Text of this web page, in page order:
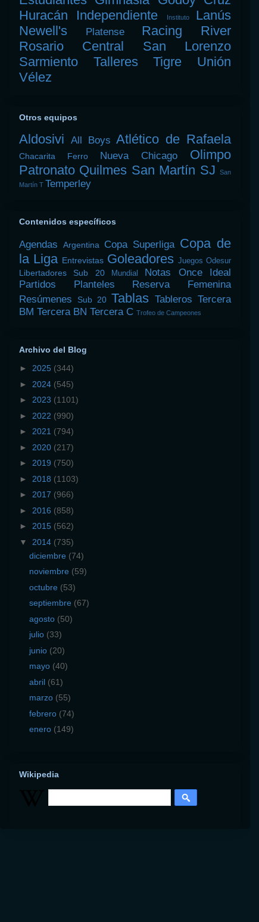
Huracán
Independiente Instituto
Lanús
Newell's
Platense Racing
River
Rosario Central
San Lorenzo
Sarmiento
Talleres Tigre
Unión
Vélez
Otros equipos
Aldosivi All Boys Atlético de Rafaela
Chacarita Ferro Nueva Chicago
Olimpo
Patronato Quilmes San Martín SJ
San
Martín T Temperley
Contenidos específicos
Agendas Argentina Copa Superliga Copa de
la Liga Entrevistas Goleadores Juegos Odesur
Libertadores Sub 20 Mundial Notas
Once Ideal
Partidos
Planteles
Reserva Femenina
Resúmenes
Sub 20 Tablas Tableros Tercera
BM Tercera BN Tercera C Trofeo de Campeones
Archivo del Blog
► 2025 (344)
► 2024 (545)
► 2023 (1101)
► 2022 (990)
► 2021 (794)
► 2020 (217)
► 2019 (750)
► 2018 (1103)
► 2017 (966)
► 2016 (858)
► 2015 (562)
▼ 2014 (735)
diciembre (74)
noviembre (59)
octubre (53)
septiembre (67)
agosto (50)
julio (33)
junio (20)
mayo (40)
abril (61)
marzo (55)
febrero (74)
enero (149)
Wikipedia